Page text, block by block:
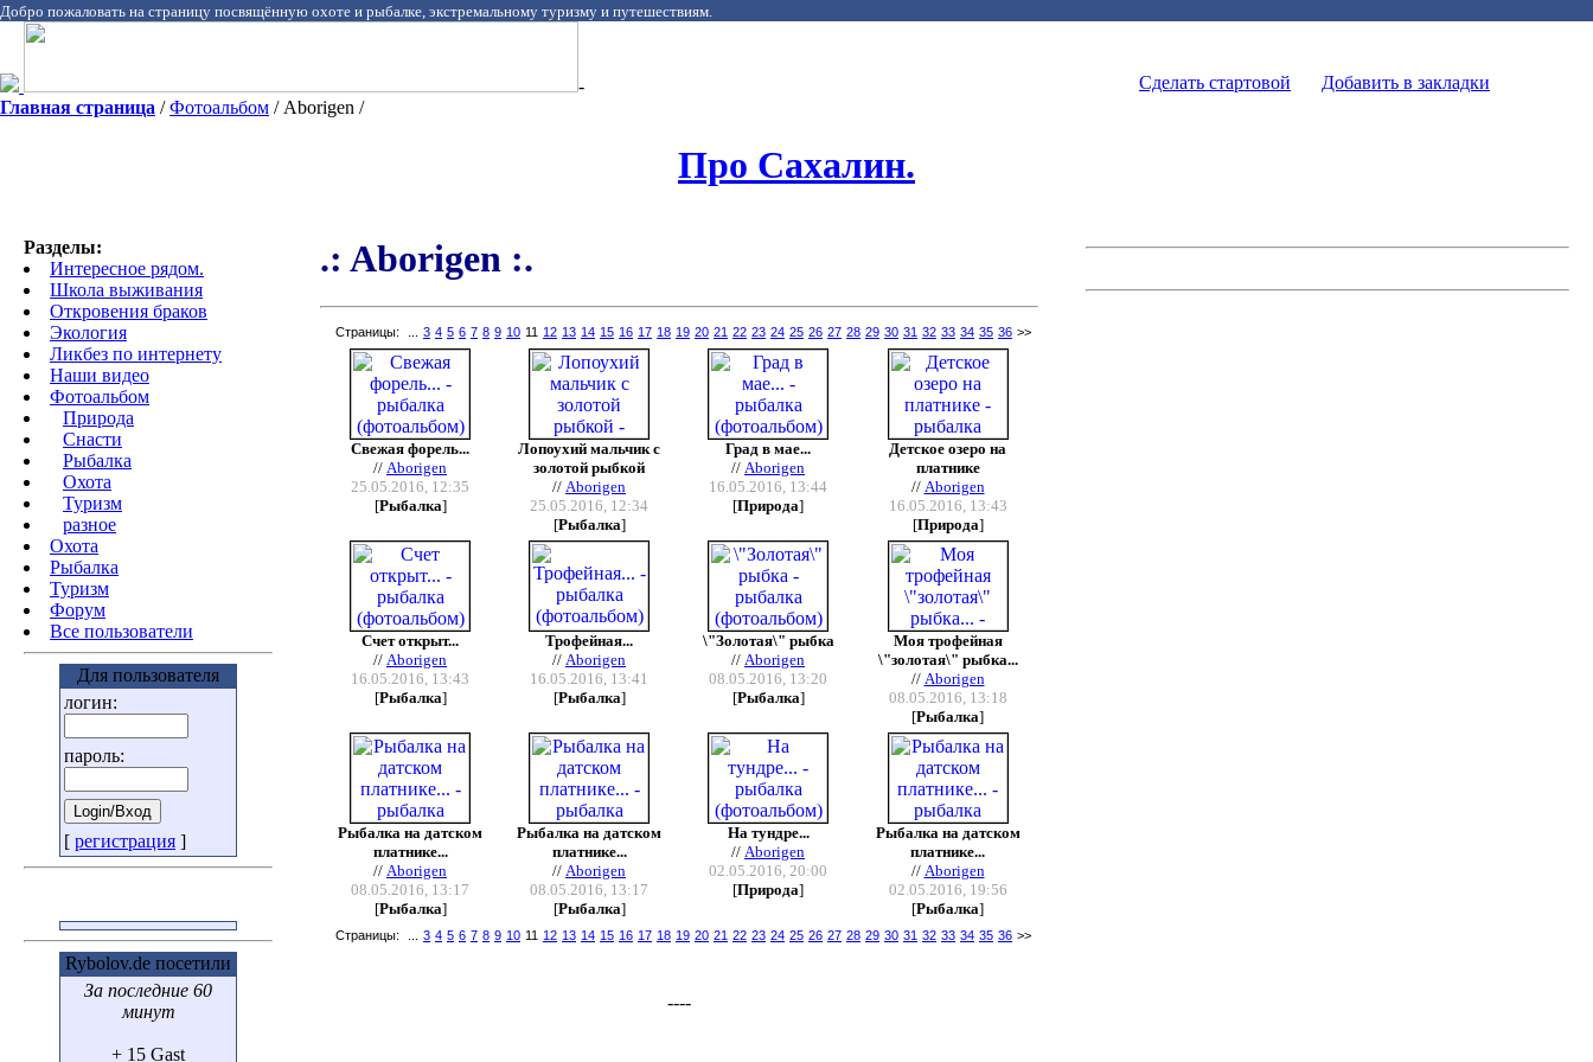
Добро пожаловать на страницу посвящённую охоте и рыбалке, экстремальному туризму и путешествиям.
- Сделать стартовой
Добавить в закладки
Главная страница /Фотоальбом / Aborigen /
Про Сахалин.
Разделы:
Интересное рядом.
Школа выживания
Откровения браков
Экология
Ликбез по интернету
Наши видео
Фотоальбом
Природа
Cнасти
Рыбалка
Охота
Туризм
разное
Охота
Pыбалка
Туризм
Форум
Все пользователи
Для пользователя
логин:
пароль:
[ регистрация ]
Rybolov.de посетили
За последние 60
минут
+ 15 Gast
.: Aborigen :.
Страницы: 3 4 5 6 7 8 9 10 11 12 13 14 15 16 17 18 19 20 21 22 23 24 25 26 27 28 29 30 31 32 33 34 35 36 >>
Свежая форель...
// Aborigen
25.05.2016, 12:35
[Рыбалка]
Лопоухий мальчик с
золотой рыбкой
// Aborigen
25.05.2016, 12:34
[Рыбалка]
Град в мае...
// Aborigen
16.05.2016, 13:44
[Природа]
Детское озеро на
платнике
// Aborigen
16.05.2016, 13:43
[Природа]
Счет открыт...
// Aborigen
16.05.2016, 13:43
[Рыбалка]
Трофейная...
// Aborigen
16.05.2016, 13:41
[Рыбалка]
\"Золотая\" рыбка
// Aborigen
08.05.2016, 13:20
[Рыбалка]
Моя трофейная
\"золотая\" рыбка...
// Aborigen
08.05.2016, 13:18
[Рыбалка]
Рыбалка на датском
платнике...
// Aborigen
08.05.2016, 13:17
[Рыбалка]
Рыбалка на датском
платнике...
// Aborigen
08.05.2016, 13:17
[Рыбалка]
На тундре...
// Aborigen
02.05.2016, 20:00
[Природа]
Рыбалка на датском
платнике...
// Aborigen
02.05.2016, 19:56
[Рыбалка]
Страницы: 3 4 5 6 7 8 9 10 11 12 13 14 15 16 17 18 19 20 21 22 23 24 25 26 27 28 29 30 31 32 33 34 35 36 >>
----